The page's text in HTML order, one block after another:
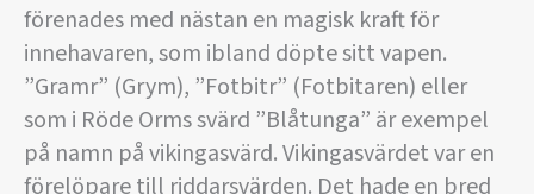
förenades med nästan en magisk kraft för
innehavaren, som ibland döpte sitt vapen.
”Gramr” (Grym), ”Fotbitr” (Fotbitaren) eller
som i Röde Orms svärd ”Blåtunga” är exempel
på namn på vikingasvärd. Vikingasvärdet var en